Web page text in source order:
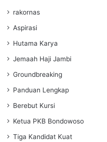
rakornas
Aspirasi
Hutama Karya
Jemaah Haji Jambi
Groundbreaking
Panduan Lengkap
Berebut Kursi
Ketua PKB Bondowoso
Tiga Kandidat Kuat